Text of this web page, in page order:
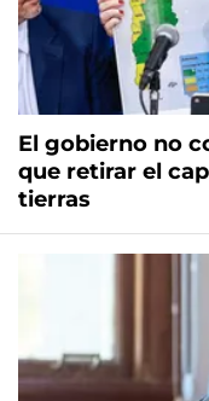
El gobierno no
que retirar el
tierras